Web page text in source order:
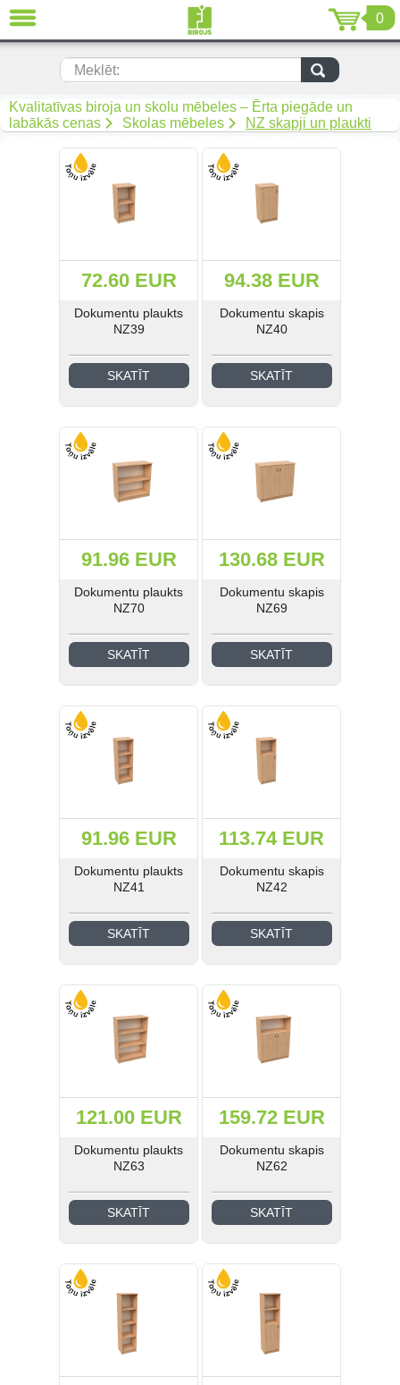
0
Meklēt:
Kvalitatīvas biroja un skolu mēbeles – Ērta piegāde un
labākās cenas
Skolas mēbeles NZ skapji un plaukti
72.60 EUR
Dokumentu plaukts
NZ39
SKATĪT
94.38 EUR
Dokumentu skapis
NZ40
SKATĪT
91.96 EUR
Dokumentu plaukts
NZ70
SKATĪT
130.68 EUR
Dokumentu skapis
NZ69
SKATĪT
91.96 EUR
Dokumentu plaukts
NZ41
SKATĪT
113.74 EUR
Dokumentu skapis
NZ42
SKATĪT
121.00 EUR
Dokumentu plaukts
NZ63
SKATĪT
159.72 EUR
Dokumentu skapis
NZ62
SKATĪT
AIZVĒRT
EN RU
Biroja mēbeles (299)
Krēsli (108)
Mīkstās biroja mēbeles (67)
Biroja metāla mēbeles (92)
Arhīvam un noliktavai (50)
Metāla mēbeles mantu
mēbeles (41)
Industriālā stila mēbeles (21)
Bērnudārza mēbeles (42)
Guļamistabas mēbeles (31)
EIS Katalogs (193)
Ielogoties